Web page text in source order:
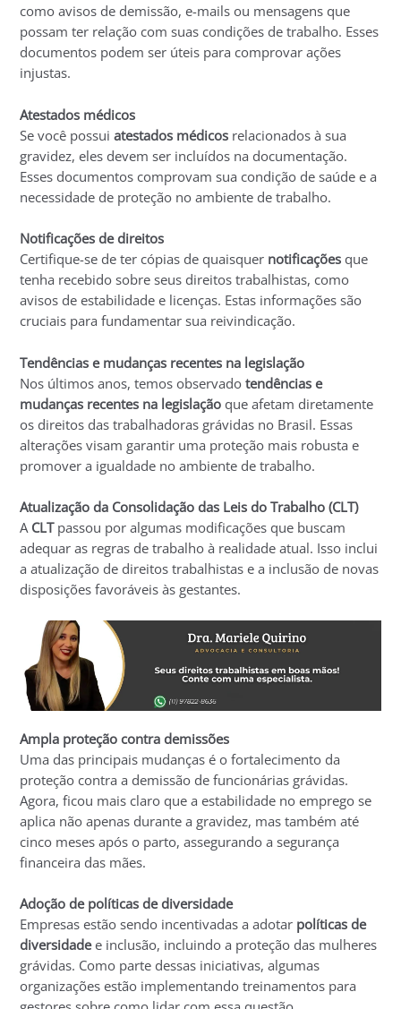
como avisos de demissão, e-mails ou mensagens que
possam ter relação com suas condições de trabalho. Esses
documentos podem ser úteis para comprovar ações
injustas.
Atestados médicos
Se você possuiatestados médicos relacionados à sua
gravidez, eles devem ser incluídos na documentação.
Esses documentos comprovam sua condição de saúde e a
necessidade de proteção no ambiente de trabalho.
Notificações de direitos
Certifique-se de ter cópias de quaisquer notificações que
tenha recebido sobre seus direitos trabalhistas, como
avisos de estabilidade e licenças. Estas informações são
cruciais para fundamentar sua reivindicação.
Tendências e mudanças recentes na legislação
Nos últimos anos, temos observadotendências e
mudanças recentes na legislação que afetam diretamente
os direitos das trabalhadoras grávidas no Brasil. Essas
alterações visam garantir uma proteção mais robusta e
promover a igualdade no ambiente de trabalho.
Atualização da Consolidação das Leis do Trabalho (CLT)
A CLTpassou por algumas modificações que buscam
adequar as regras de trabalho à realidade atual. Isso inclui
a atualização de direitos trabalhistas e a inclusão de novas
disposições favoráveis às gestantes.
Ampla proteção contra demissões
Uma das principais mudanças é o fortalecimento da
proteção contra a demissão de funcionárias grávidas.
Agora, ficou mais claro que a estabilidade no emprego se
aplica não apenas durante a gravidez, mas também até
cinco meses após o parto, assegurando a segurança
financeira das mães.
Adoção de políticas de diversidade
Empresas estão sendo incentivadas a adotar políticas de
diversidadee inclusão, incluindo a proteção das mulheres
grávidas. Como parte dessas iniciativas, algumas
organizações estão implementando treinamentos para